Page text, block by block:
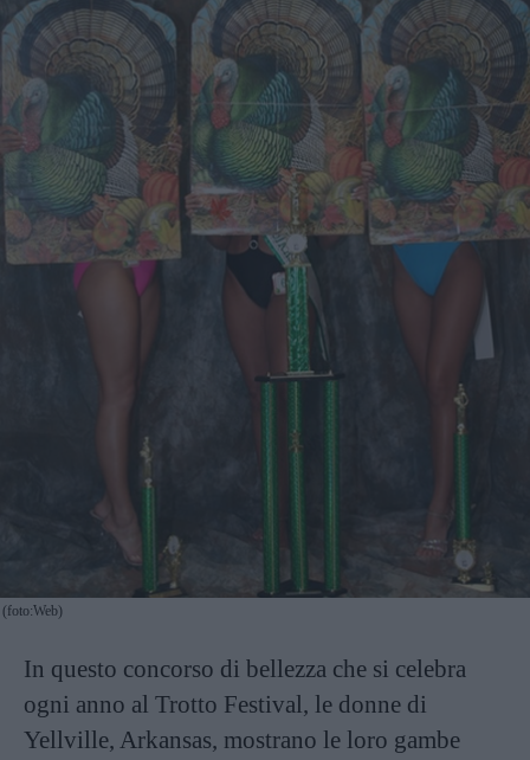
(foto:Web)
In questo concorso di bellezza che si celebra
ogni anno al Trotto Festival, le donne di
Yellville, Arkansas, mostrano le loro gambe